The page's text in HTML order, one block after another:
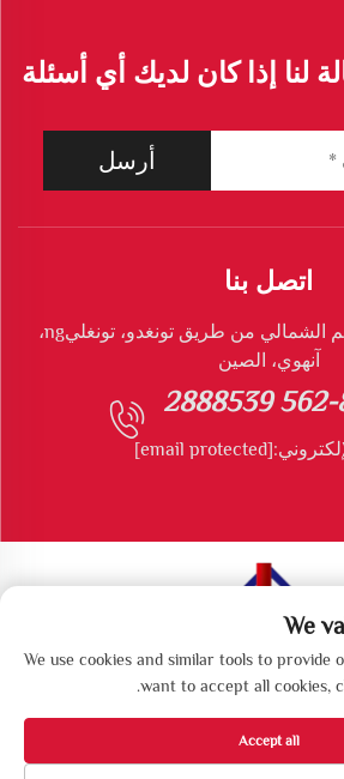
لنا إذا كان لديك أي أسئلة
أرسل
اتصل بنا
Add: رقم 720، القسم الشمالي من طريق تونغدو، تونغليng،
آنهوي، الصين
[email protected]
جميع الحقوق محفوظة © شركة تونغليng لونغشونغ للمعدات
البيئية المحدودة
We
We use cookies and similar tools to provide
want to accept all cookies,
Accept all